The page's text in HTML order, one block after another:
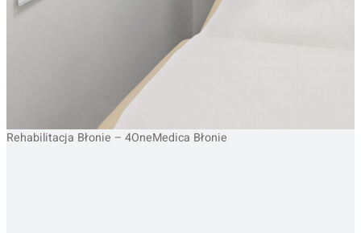
Rehabilitacja Błonie – 4OneMedica Błonie